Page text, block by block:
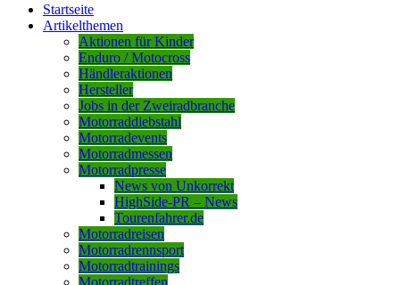
Startseite
Artikelthemen
Aktionen für Kinder
Enduro / Motocross
Händleraktionen
Hersteller
Jobs in der Zweiradbranche
Motorraddiebstahl
Motorradevents
Motorradmessen
Motorradpresse
News von Unkorrekt
HighSide-PR – News
Tourenfahrer.de
Motorradreisen
Motorradrennsport
Motorradtrainings
Motorradtreffen